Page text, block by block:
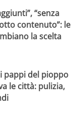
“senza
contenuto”: le
la scelta
pappi del pioppo
le città: pulizia,